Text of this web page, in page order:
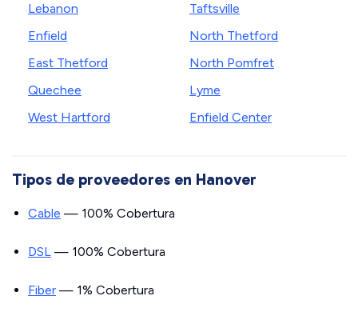
Lebanon
Enfield
East Thetford
Quechee
West Hartford
Taftsville
North Thetford
North Pomfret
Lyme
Enfield Center
Tipos de proveedores en Hanover
Cable — 100% Cobertura
DSL — 100% Cobertura
Fiber — 1% Cobertura